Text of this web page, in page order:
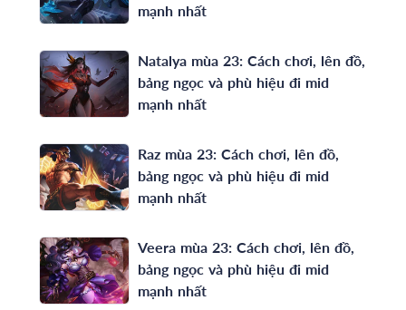
mạnh nhất
Natalya mùa 23: Cách chơi, lên đồ,
bảng ngọc và phù hiệu đi mid
mạnh nhất
Raz mùa 23: Cách chơi, lên đồ,
bảng ngọc và phù hiệu đi mid
mạnh nhất
Veera mùa 23: Cách chơi, lên đồ,
bảng ngọc và phù hiệu đi mid
mạnh nhất